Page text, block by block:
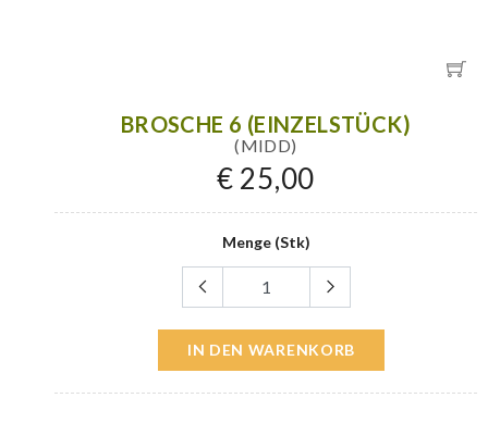
BROSCHE 6 (EINZELSTÜCK)
(MIDD)
€ 25,00
Menge (Stk)
IN DEN WARENKORB